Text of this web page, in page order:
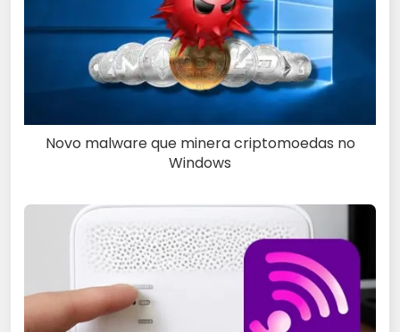
Novo malware que minera criptomoedas no
Windows